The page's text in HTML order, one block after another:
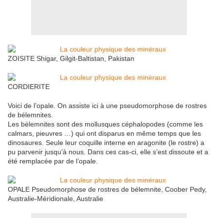
ZOISITE Shigar, Gilgit-Baltistan, Pakistan
CORDIERITE
Voici de l’opale. On assiste ici à une pseudomorphose de rostres
de bélemnites.
Les bélemnites sont des mollusques céphalopodes (comme les
calmars, pieuvres …) qui ont disparus en même temps que les
dinosaures. Seule leur coquille interne en aragonite (le rostre) a
pu parvenir jusqu’à nous. Dans ces cas-ci, elle s’est dissoute et a
été remplacée par de l’opale.
OPALE Pseudomorphose de rostres de bélemnite, Coober Pedy,
Australie-Méridionale, Australie